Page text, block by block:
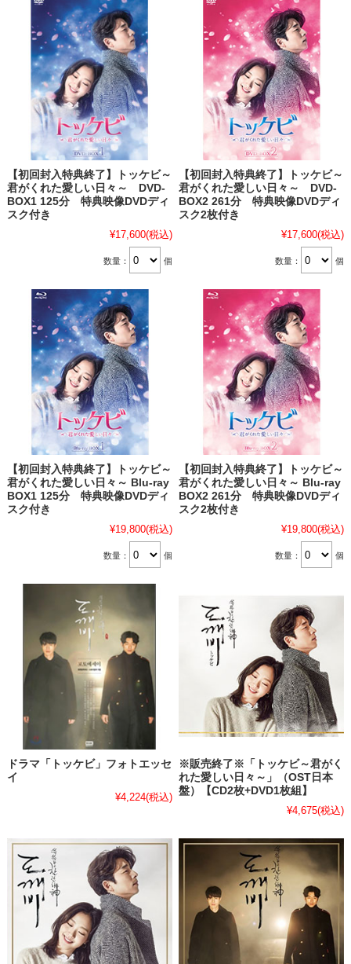
【初回封入特典終了】トッケビ～
君がくれた愛しい日々～ DVD-
BOX1 125分 特典映像DVDディ
スク付き
¥17,600(税込)
数量： 個
【初回封入特典終了】トッケビ～
君がくれた愛しい日々～ DVD-
BOX2 261分 特典映像DVDディ
スク2枚付き
¥17,600(税込)
数量： 個
【初回封入特典終了】トッケビ～
君がくれた愛しい日々～ Blu-ray
BOX1 125分 特典映像DVDディ
スク付き
¥19,800(税込)
数量： 個
【初回封入特典終了】トッケビ～
君がくれた愛しい日々～ Blu-ray
BOX2 261分 特典映像DVDディ
スク2枚付き
¥19,800(税込)
数量： 個
ドラマ「トッケビ」フォトエッセ
イ
¥4,224(税込)
※販売終了※「トッケビ～君がく
れた愛しい日々～」（OST日本
盤）【CD2枚+DVD1枚組】
¥4,675(税込)